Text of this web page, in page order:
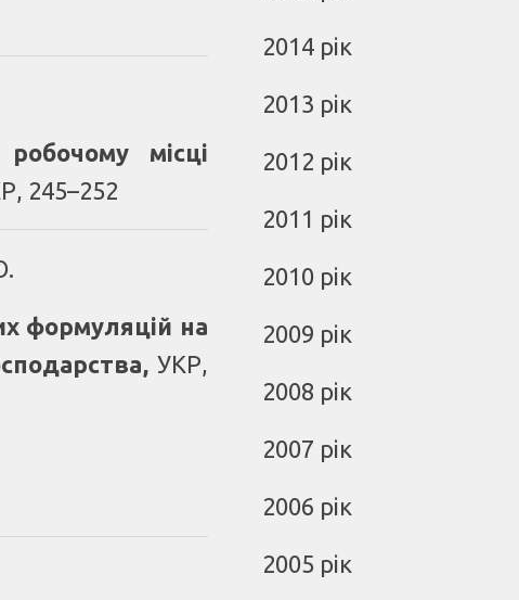
місці
245–252
формуляцій на
,УКР,
2014 рік
2013 рік
2012 рік
2011 рік
2010 рік
2009 рік
2008 рік
2007 рік
2006 рік
2005 рік